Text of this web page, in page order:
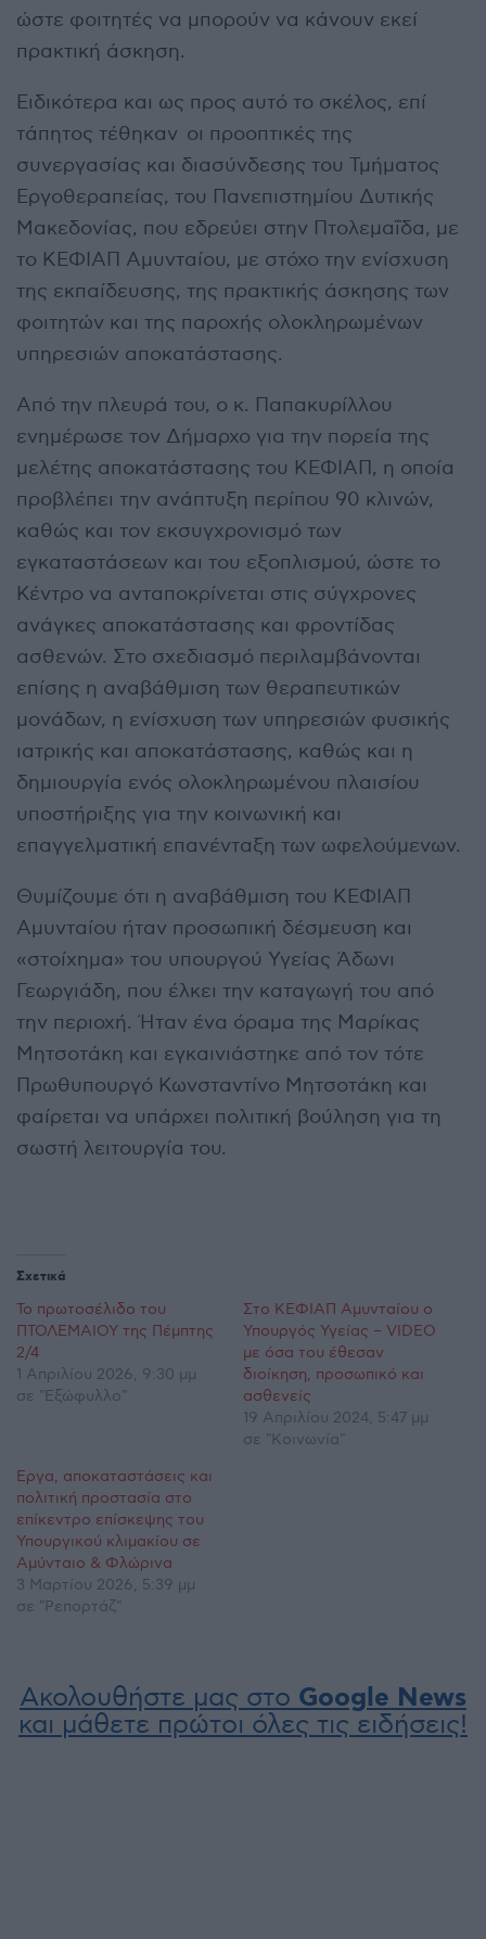
ώστε φοιτητές να μπορούν να κάνουν εκεί
πρακτική άσκηση.
Ειδικότερα και ως προς αυτό το σκέλος, επί
τάπητος τέθηκαν οι προοπτικές της
συνεργασίας και διασύνδεσης του Τμήματος
Εργοθεραπείας, του Πανεπιστημίου Δυτικής
Μακεδονίας, που εδρεύει στην Πτολεμαΐδα, με
το ΚΕΦΙΑΠ Αμυνταίου, με στόχο την ενίσχυση
της εκπαίδευσης, της πρακτικής άσκησης των
φοιτητών και της παροχής ολοκληρωμένων
υπηρεσιών αποκατάστασης.
Από την πλευρά του, ο κ. Παπακυρίλλου
ενημέρωσε τον Δήμαρχο για την πορεία της
μελέτης αποκατάστασης του ΚΕΦΙΑΠ, η οποία
προβλέπει την ανάπτυξη περίπου 90 κλινών,
καθώς και τον εκσυγχρονισμό των
εγκαταστάσεων και του εξοπλισμού, ώστε το
Κέντρο να ανταποκρίνεται στις σύγχρονες
ανάγκες αποκατάστασης και φροντίδας
ασθενών. Στο σχεδιασμό περιλαμβάνονται
επίσης η αναβάθμιση των θεραπευτικών
μονάδων, η ενίσχυση των υπηρεσιών φυσικής
ιατρικής και αποκατάστασης, καθώς και η
δημιουργία ενός ολοκληρωμένου πλαισίου
υποστήριξης για την κοινωνική και
επαγγελματική επανένταξη των ωφελούμενων.
Θυμίζουμε ότι η αναβάθμιση του ΚΕΦΙΑΠ
Αμυνταίου ήταν προσωπική δέσμευση και
«στοίχημα» του υπουργού Υγείας Άδωνι
Γεωργιάδη, που έλκει την καταγωγή του από
την περιοχή. Ήταν ένα όραμα της Μαρίκας
Μητσοτάκη και εγκαινιάστηκε από τον τότε
Πρωθυπουργό Κωνσταντίνο Μητσοτάκη και
φαίρεται να υπάρχει πολιτική βούληση για τη
σωστή λειτουργία του.
Σχετικά
Το πρωτοσέλιδο του
ΠΤΟΛΕΜΑΙΟΥ της Πέμπτης
2/4
1 Απριλίου 2026, 9:30 μμ
σε "Εξώφυλλο"
Στο ΚΕΦΙΑΠ Αμυνταίου ο
Υπουργός Υγείας – VIDEO
με όσα του έθεσαν
διοίκηση, προσωπικό και
ασθενείς
19 Απριλίου 2024, 5:47 μμ
σε "Κοινωνία"
Έργα, αποκαταστάσεις και
πολιτική προστασία στο
επίκεντρο επίσκεψης του
Υπουργικού κλιμακίου σε
Αμύνταιο & Φλώρινα
3 Μαρτίου 2026, 5:39 μμ
σε "Ρεπορτάζ"
Ακολουθήστε μας στο Google News
και μάθετε πρώτοι όλες τις ειδήσεις!